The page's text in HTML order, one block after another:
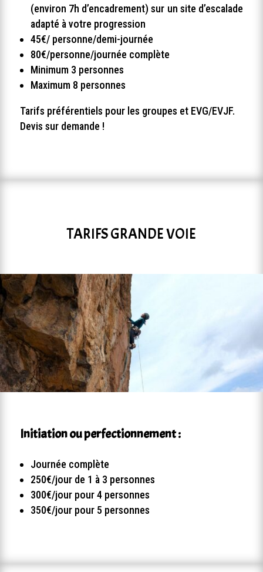
(environ 7h d’encadrement) sur un site d’escalade
adapté à votre progression
45€/ personne/demi-journée
80€/personne/journée complète
Minimum 3 personnes
Maximum 8 personnes
Tarifs préférentiels pour les groupes et EVG/EVJF.
Devis sur demande !
TARIFS GRANDE VOIE
Initiation ou perfectionnement :
Journée complète
250€/jour de 1 à 3 personnes
300€/jour pour 4 personnes
350€/jour pour 5 personnes